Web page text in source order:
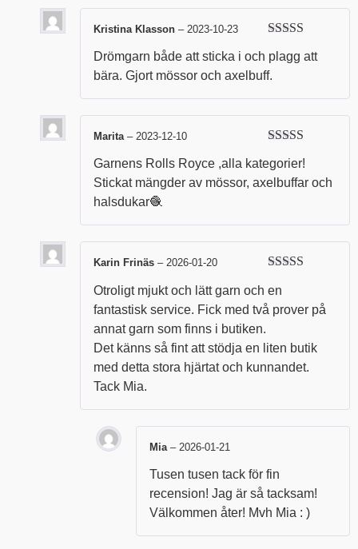
av 5
Kristina Klasson – 2023-10-23
Drömgarn både att sticka i och plagg att
bära. Gjort mössor och axelbuff.
av 5
Marita – 2023-12-10
Garnens Rolls Royce ,alla kategorier!
Stickat mängder av mössor, axelbuffar och
halsdukar🧶
av 5
Karin Frinäs – 2026-01-20
Otroligt mjukt och lätt garn och en
fantastisk service. Fick med två prover på
annat garn som finns i butiken.
Det känns så fint att stödja en liten butik
med detta stora hjärtat och kunnandet.
Tack Mia.
Mia – 2026-01-21
Tusen tusen tack för fin
recension! Jag är så tacksam!
Välkommen åter! Mvh Mia : )